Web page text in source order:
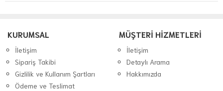
KURUMSAL
İletişim
Sipariş Takibi
Gizlilik ve Kullanım Şartları
Ödeme ve Teslimat
MÜŞTERİ HİZMETLERİ
İletişim
Detaylı Arama
Hakkımızda